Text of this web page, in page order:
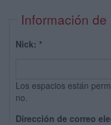
Información
Nick: *
Los espacios están
no.
Dirección de correo